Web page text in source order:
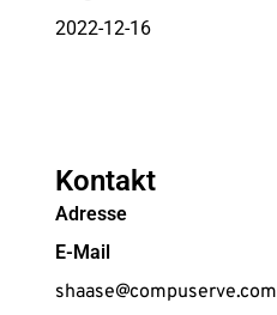
2022-12-16
Kontakt
Adresse
E-Mail
shaase@compuserve.com